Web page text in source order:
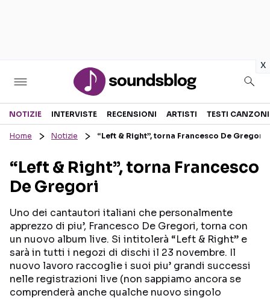
x
Sezioni
RECENSIONI MUSICALI
INTERVISTE
GOSSIP E CURIOSITÀ
TESTI CANZONI
TALENT SHOW
Seguici sui social
NOTIZIE INTERVISTE RECENSIONI ARTISTI TESTI CANZONI
Home Notizie “Left & Right”, torna Francesco De Gregori
“Left & Right”, torna Francesco
De Gregori
Uno dei cantautori italiani che personalmente
apprezzo di piu’, Francesco De Gregori, torna con
un nuovo album live. Si intitolerà “Left & Right” e
sarà in tutti i negozi di dischi il 23 novembre. Il
nuovo lavoro raccoglie i suoi piu’ grandi successi
nelle registrazioni live (non sappiamo ancora se
comprenderà anche qualche nuovo singolo